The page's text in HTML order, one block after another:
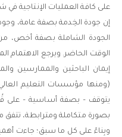
على كافة العمليات الإنتاجية في
إن جودة الخِدمة بصفة عامة،
الجودة الشاملة بصفة أخص،
الوقت الحاضر. ويرجع الاهتمام
إيمان الباحثين والممارسين
(ومنها مؤسسات التعليم
يتوقف – بصفة أساسية – على
بصورة متكاملة ومترابطة، تتفق
وبِناءً على كل ما سبق؛ جاءت